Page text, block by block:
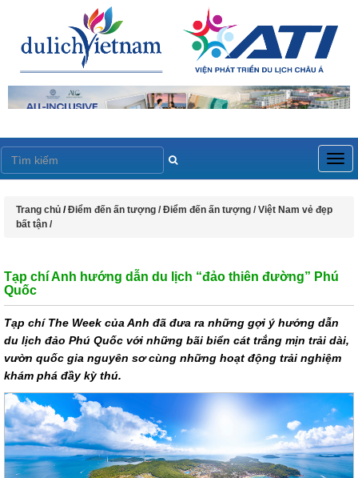
Trang chủ /Điểm đến ấn tượng /Điểm đến ấn tượng /Việt Nam vẻ đẹp
bất tận /
Tạp chí Anh hướng dẫn du lịch “đảo thiên đường” Phú
Quốc
Tạp chí The Week của Anh đã đưa ra những gợi ý hướng dẫn
du lịch đảo Phú Quốc với những bãi biển cát trắng mịn trải dài,
vườn quốc gia nguyên sơ cùng những hoạt động trải nghiệm
khám phá đầy kỳ thú.